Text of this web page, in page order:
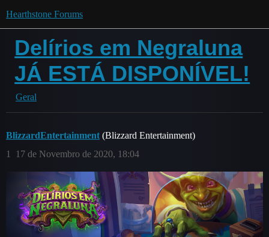
Hearthstone Forums
Delírios em Negraluna
JÁ ESTÁ DISPONÍVEL!
Geral
BlizzardEntertainment (Blizzard Entertainment)
17 de Novembro de 2020, 18:04
1